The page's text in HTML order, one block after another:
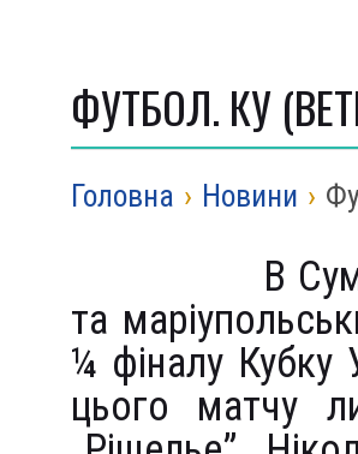
ФУТБОЛ. КУ
Головна › Новини ›
В
та
¼ фіналу Кубку
цього матчу